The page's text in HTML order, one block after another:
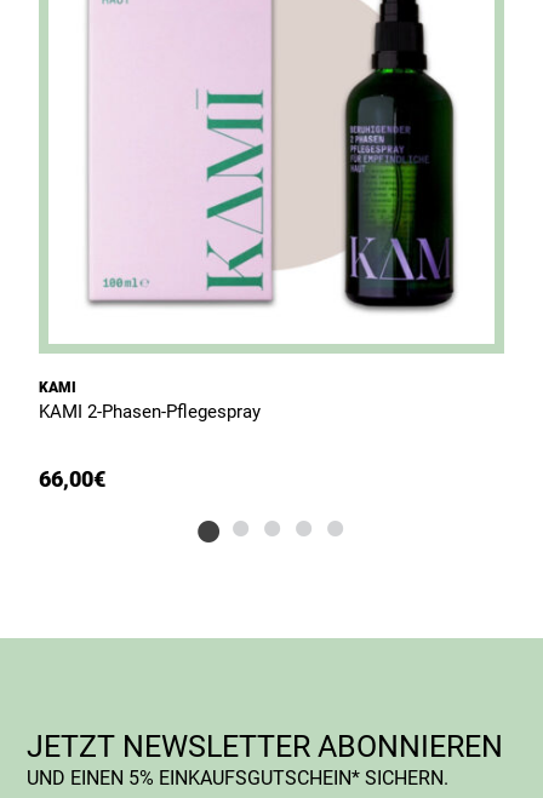
KAMI
KAMI 2-Phasen-Pflegespray
66,00€
JETZT NEWSLETTER ABONNIEREN
UND EINEN 5% EINKAUFSGUTSCHEIN* SICHERN.